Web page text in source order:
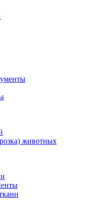
животных